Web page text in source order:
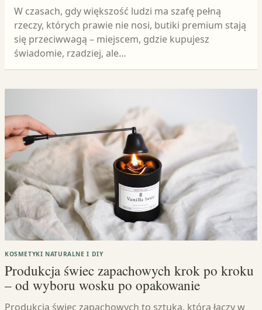
W czasach, gdy większość ludzi ma szafę pełną
rzeczy, których prawie nie nosi, butiki premium stają
się przeciwwagą – miejscem, gdzie kupujesz
świadomie, rzadziej, ale…
KOSMETYKI NATURALNE I DIY
Produkcja świec zapachowych krok po kroku
– od wyboru wosku po opakowanie
Produkcja świec zapachowych to sztuka, która łączy w